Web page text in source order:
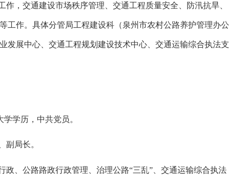
作，交通建设市场秩序管理、交通工程质量安全、防汛抗旱、
工作。具体分管局工程建设科（泉州市农村公路养护管理办公
发展中心、交通工程规划建设技术中心、交通运输综合执法支
学历，中共党员。
副局长。
政、公路路政行政管理、治理公路“三乱”、交通运输综合执法